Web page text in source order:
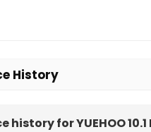
History
history for YUEHOO 10.1